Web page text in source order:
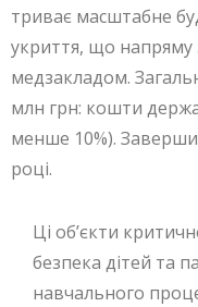
триває масштабне
укриття, що напряму
медзакладом.
млн грн: кошти
менше 10%).
році.
Ці об’єкти
безпека дітей та
навчального